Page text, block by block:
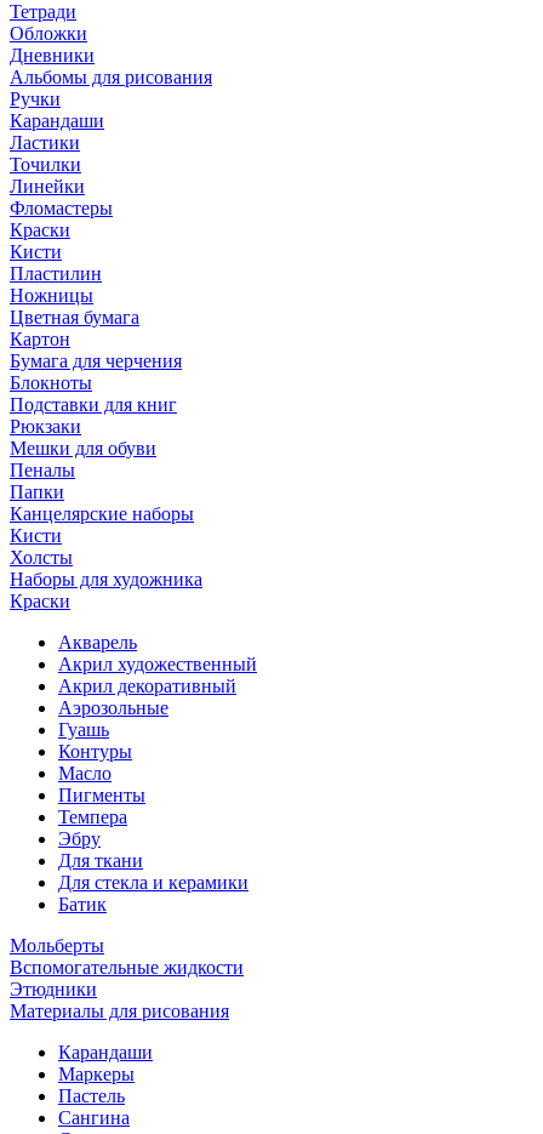
Тетради
Обложки
Дневники
Альбомы для рисования
Ручки
Карандаши
Ластики
Точилки
Линейки
Фломастеры
Краски
Кисти
Пластилин
Ножницы
Цветная бумага
Картон
Бумага для черчения
Блокноты
Подставки для книг
Рюкзаки
Мешки для обуви
Пеналы
Папки
Канцелярские наборы
Кисти
Холсты
Наборы для художника
Краски
Акварель
Акрил художественный
Акрил декоративный
Аэрозольные
Гуашь
Контуры
Масло
Пигменты
Темпера
Эбру
Для ткани
Для стекла и керамики
Батик
Мольберты
Вспомогательные жидкости
Этюдники
Материалы для рисования
Карандаши
Маркеры
Пастель
Сангина